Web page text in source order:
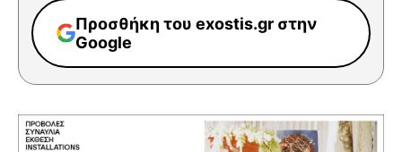
Προσθήκη του exostis.gr στην
Google